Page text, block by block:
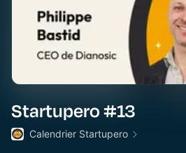
Startupero #13
Calendrier Startupero